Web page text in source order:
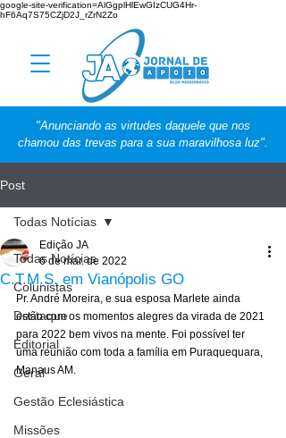
google-site-verification=AlGgplHlEwGIzCUG4Hr-
hF6Aq7S75CZjD2J_rZrN2Zo
"Anunciando as virtudes daquele que nos
chamou das trevas para a sua maravilhosa luz".
Post
Todas Notícias
Colunistas
Destaque
Editorial
Geral
Gestão Eclesiástica
Missões
Todas Notícias
C.T.M.S. em Vianópolis GO
Edição JA
6 de mar. de 2022
Pr. André Moreira, e sua esposa Marlete ainda
estão com os momentos alegres da virada de 2021
para 2022 bem vivos na mente. Foi possível ter
uma reunião com toda a família em Puraquequara,
Manaus AM.